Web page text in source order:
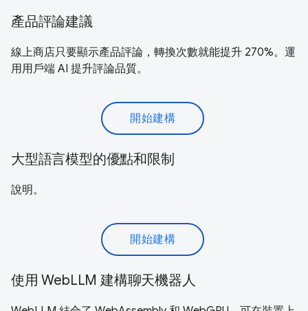
產品評論建議
線上商店只要顯示產品評論，轉換次數就能提升 270%。運
用用戶端 AI 提升評論品質。
開始建構
大型語言模型的優點和限制
說明。
開始建構
使用 WebLLM 建構聊天機器人